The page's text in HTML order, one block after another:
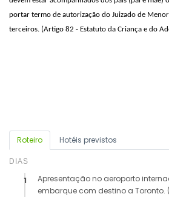
Roteiro Hotéis previstos
DIAS
1
Apresentação no aeroporto
embarque com destino a Toronto.
portar termo de autorização do Juizado de
terceiros. (Artigo 82 - Estatuto da Criança e do